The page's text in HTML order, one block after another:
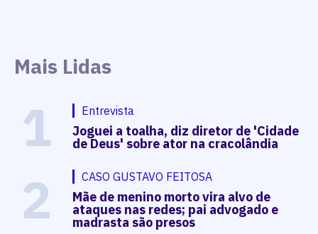
Mais Lidas
1 Entrevista
Joguei a toalha, diz diretor de 'Cidade
de Deus' sobre ator na cracolândia
2 CASO GUSTAVO FEITOSA
Mãe de menino morto vira alvo de
ataques nas redes; pai advogado e
madrasta são presos